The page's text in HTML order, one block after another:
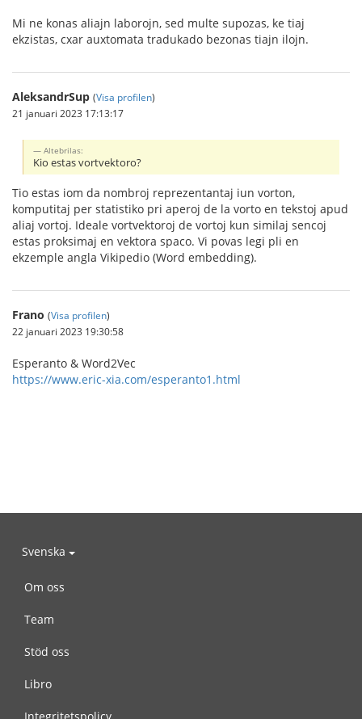
Mi ne konas aliajn laborojn, sed multe supozas, ke tiaj
ekzistas, cxar auxtomata tradukado bezonas tiajn ilojn.
AleksandrSup (Visa profilen)
21 januari 2023 17:13:17
Altebrilas:
Kio estas vortvektoro?
Tio estas iom da nombroj reprezentantaj iun vorton,
komputitaj per statistiko pri aperoj de la vorto en tekstoj apud
aliaj vortoj. Ideale vortvektoroj de vortoj kun similaj sencoj
estas proksimaj en vektora spaco. Vi povas legi pli en
ekzemple angla Vikipedio (Word embedding).
Frano (Visa profilen)
22 januari 2023 19:30:58
Esperanto & Word2Vec
https://www.eric-xia.com/esperanto1.html
Svenska
Om oss
Team
Stöd oss
Libro